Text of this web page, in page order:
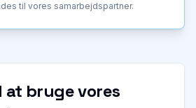
til vores samarbejdspartner.
at bruge vores